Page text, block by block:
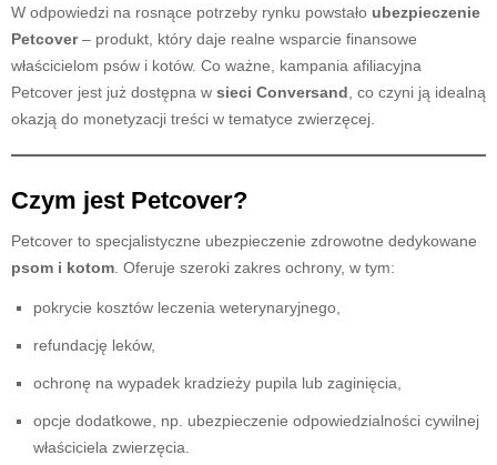
W odpowiedzi na rosnące potrzeby rynku powstało ubezpieczenie
Petcover– produkt, który daje realne wsparcie finansowe
właścicielom psów i kotów. Co ważne, kampania afiliacyjna
Petcover jest już dostępna w sieci Conversand , co czyni ją idealną
okazją do monetyzacji treści w tematyce zwierzęcej.
Czym jest Petcover?
Petcover to specjalistyczne ubezpieczenie zdrowotne dedykowane
psom i kotom . Oferuje szeroki zakres ochrony, w tym:
pokrycie kosztów leczenia weterynaryjnego,
refundację leków,
ochronę na wypadek kradzieży pupila lub zaginięcia,
opcje dodatkowe, np. ubezpieczenie odpowiedzialności cywilnej
właściciela zwierzęcia.